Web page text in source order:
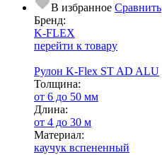
В избранное Сравнить
Бренд:
K-FLEX
перейти к товару
Рулон K-Flex ST AD ALU
Тол­щи­на:
от 6 до 50 мм
Длина:
от 4 до 30 м
Ма­­те­­ри­­ал:
каучук вспененный